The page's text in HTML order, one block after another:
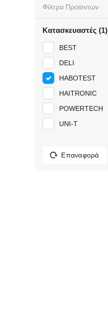
Φίλτρα Προϊόντων
Κατασκευαστές (1)
BEST
DELI
HABOTEST
HAITRONIC
POWERTECH
UNI-T
Επαναφορά